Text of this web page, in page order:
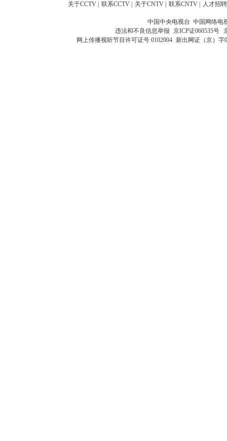
关于CCTV 联系CCTV 关于CNTV 联系CNTV 人才招聘
中国中央电视台 中国网络电
违法和不良信息举报 京ICP证060535号
网上传播视听节目许可证号 0102004 新出网证（京）